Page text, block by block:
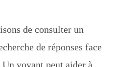
de consulter un
de réponses face
voyant peut aider à